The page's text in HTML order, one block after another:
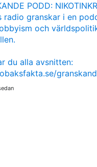
PODD:
radio granskar i en
och
du alla avsnitten: